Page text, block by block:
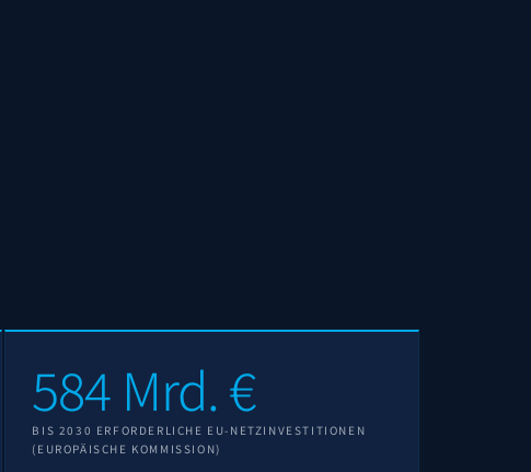
584 Mrd. €
BIS 2030 ERFORDERLICHE EU-NETZINVESTITIONEN
(EUROPÄISCHE KOMMISSION)